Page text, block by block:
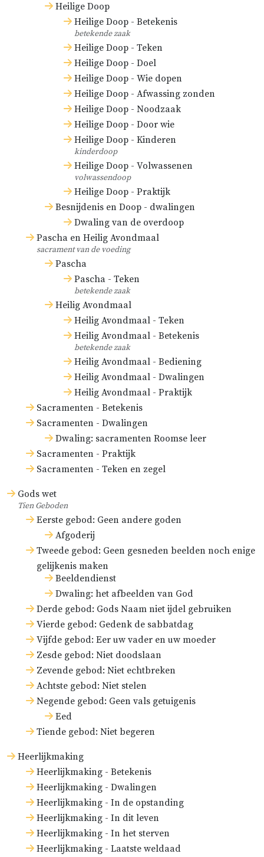
Heilige Doop
Heilige Doop - Betekenis
betekende zaak
Heilige Doop - Teken
Heilige Doop - Doel
Heilige Doop - Wie dopen
Heilige Doop - Afwassing zonden
Heilige Doop - Noodzaak
Heilige Doop - Door wie
Heilige Doop - Kinderen
kinderdoop
Heilige Doop - Volwassenen
volwassendoop
Heilige Doop - Praktijk
Besnijdenis en Doop - dwalingen
Dwaling van de overdoop
Pascha en Heilig Avondmaal
sacrament van de voeding
Pascha
Pascha - Teken
betekende zaak
Heilig Avondmaal
Heilig Avondmaal - Teken
Heilig Avondmaal - Betekenis
betekende zaak
Heilig Avondmaal - Bediening
Heilig Avondmaal - Dwalingen
Heilig Avondmaal - Praktijk
Sacramenten - Betekenis
Sacramenten - Dwalingen
Dwaling: sacramenten Roomse leer
Sacramenten - Praktijk
Sacramenten - Teken en zegel
Gods wet
Tien Geboden
Eerste gebod: Geen andere goden
Afgoderij
Tweede gebod: Geen gesneden beelden noch enige
gelijkenis maken
Beeldendienst
Dwaling: het afbeelden van God
Derde gebod: Gods Naam niet ijdel gebruiken
Vierde gebod: Gedenk de sabbatdag
Vijfde gebod: Eer uw vader en uw moeder
Zesde gebod: Niet doodslaan
Zevende gebod: Niet echtbreken
Achtste gebod: Niet stelen
Negende gebod: Geen vals getuigenis
Eed
Tiende gebod: Niet begeren
Heerlijkmaking
Heerlijkmaking - Betekenis
Heerlijkmaking - Dwalingen
Heerlijkmaking - In de opstanding
Heerlijkmaking - In dit leven
Heerlijkmaking - In het sterven
Heerlijkmaking - Laatste weldaad